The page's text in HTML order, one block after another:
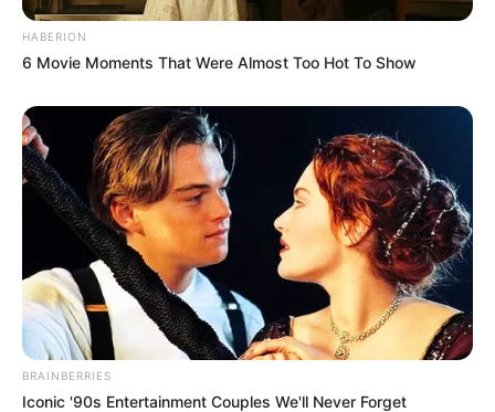
HABERION
6 Movie Moments That Were Almost Too Hot To Show
BRAINBERRIES
Iconic '90s Entertainment Couples We'll Never Forget